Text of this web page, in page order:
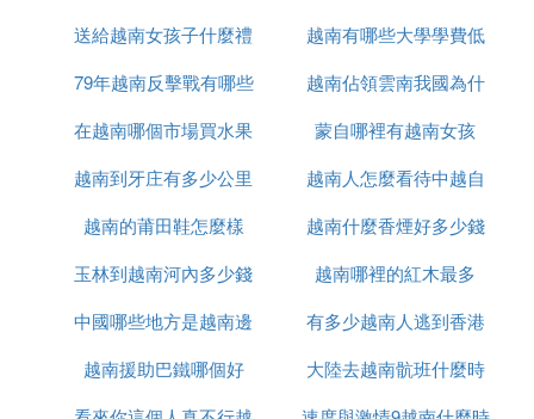
房價趨勢：需要注意的是，越南的房價在近年來
有所上漲。特別是在一些熱門城市和地區，房價
的漲幅可能更為顯著。因此，在考慮購買越南房
產時，需要關注當地的房價趨勢和市場動態。
綜上所述，越南房子的價格因多種因素而異。如果您
有購買越南房產的打算，建議結合實際情況進行查詢
和比較，了解所需購買的房產類型、地段、樓層等因
素，並咨詢專業的房地產機構或律師以獲取更准確的
報價和法律建議。
㈢ 越南房地產公司有哪些
越南的房地產公司有很多，以下是一些較為知名的房
送給越南女孩子什麼禮
物
越南有哪些大學學費低
79年越南反擊戰有哪些
人
越南佔領雲南我國為什
麼未先進攻
在越南哪個市場買水果
最便宜
蒙自哪裡有越南女孩
越南到牙庄有多少公里
越南人怎麼看待中越自
衛戰
越南的莆田鞋怎麼樣
越南什麼香煙好多少錢
玉林到越南河內多少錢
越南哪裡的紅木最多
中國哪些地方是越南邊
境
有多少越南人逃到香港
越南援助巴鐵哪個好
大陸去越南骯班什麼時